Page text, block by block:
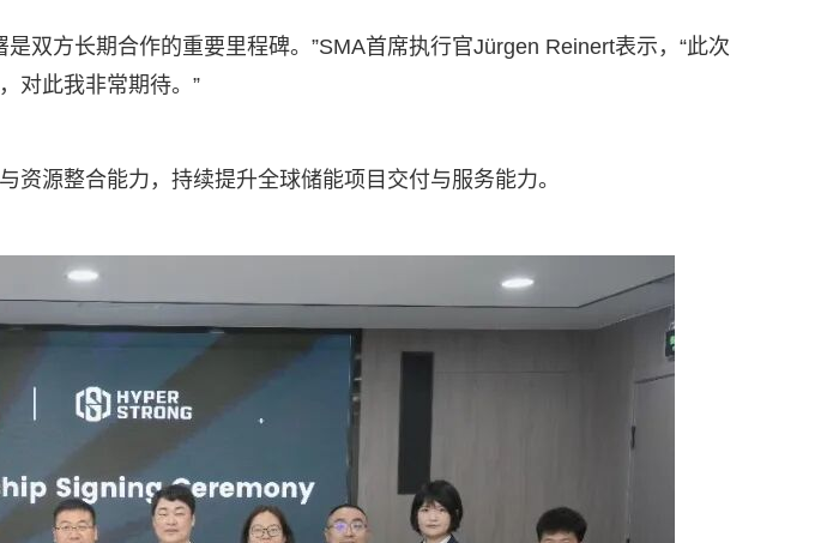
双方长期合作的重要里程碑。”SMA首席执行官Jürgen Reinert表示，“此次
对此我非常期待。”
源整合能力，持续提升全球储能项目交付与服务能力。